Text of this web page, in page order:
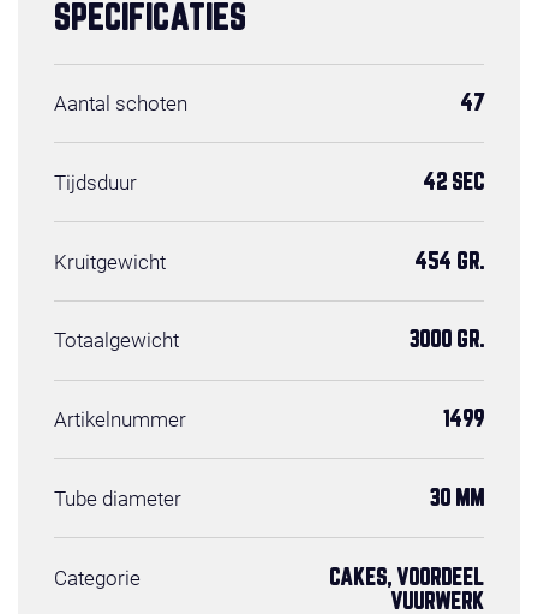
SPECIFICATIES
Aantal schoten 47
Tijdsduur 42 SEC
Kruitgewicht 454 GR.
Totaalgewicht 3000 GR.
Artikelnummer 1499
Tube diameter 30 MM
Categorie
CAKES, VOORDEEL
VUURWERK